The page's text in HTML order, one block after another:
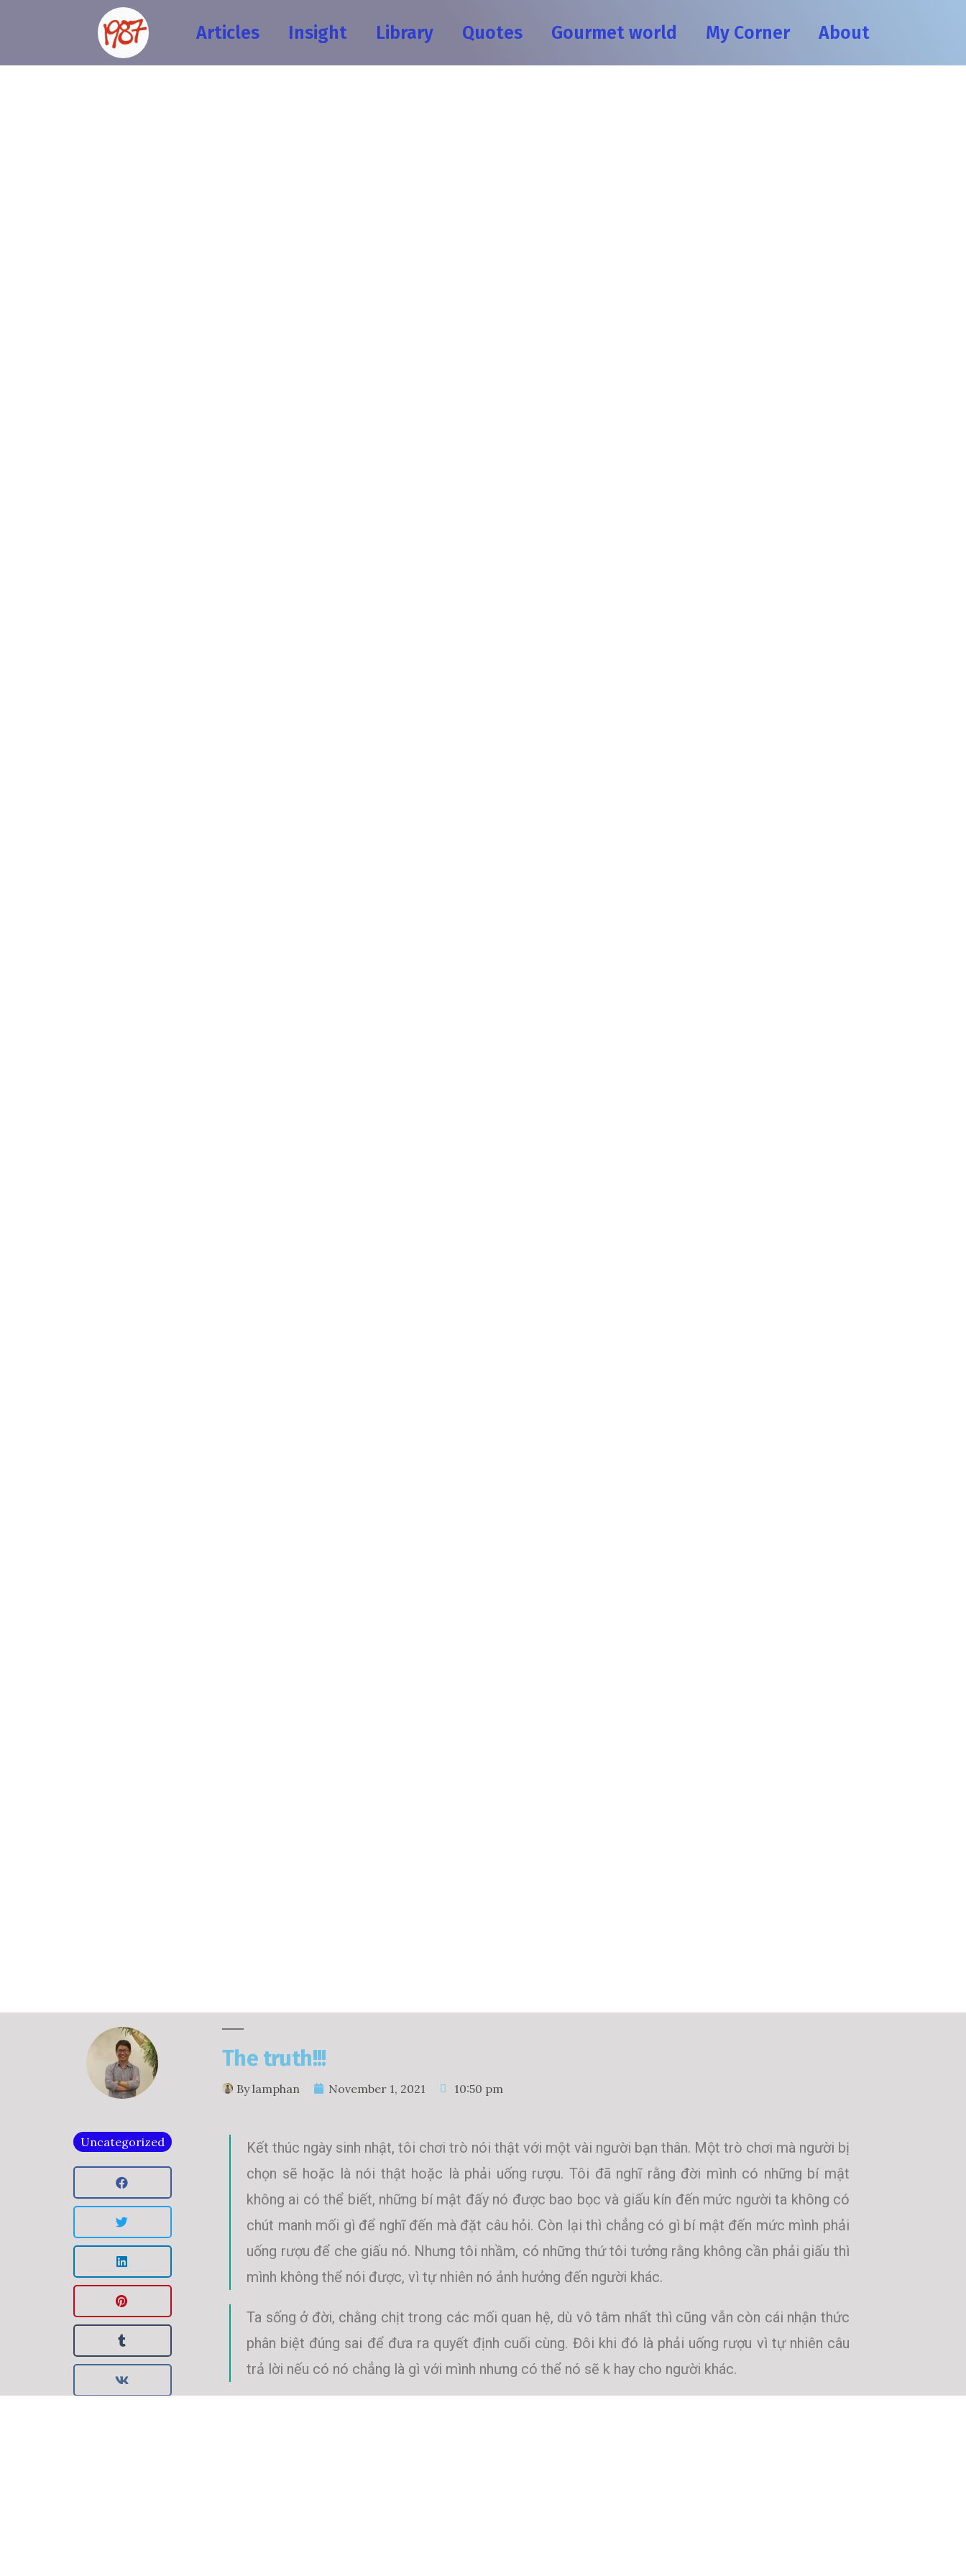
Articles Insight Library Quotes Gourmet world My Corner About
Uncategorized
The truth!!!
Bylamphan November 1, 2021 10:50 pm
Kết thúc ngày sinh nhật, tôi chơi trò nói thật với một vài người bạn thân. Một trò chơi mà người bị
chọn sẽ hoặc là nói thật hoặc là phải uống rượu. Tôi đã nghĩ rằng đời mình có những bí mật
không ai có thể biết, những bí mật đấy nó được bao bọc và giấu kín đến mức người ta không có
chút manh mối gì để nghĩ đến mà đặt câu hỏi. Còn lại thì chẳng có gì bí mật đến mức mình phải
uống rượu để che giấu nó. Nhưng tôi nhầm, có những thứ tôi tưởng rằng không cần phải giấu thì
mình không thể nói được, vì tự nhiên nó ảnh hưởng đến người khác.
Ta sống ở đời, chằng chịt trong các mối quan hệ, dù vô tâm nhất thì cũng vẫn còn cái nhận thức
phân biệt đúng sai để đưa ra quyết định cuối cùng. Đôi khi đó là phải uống rượu vì tự nhiên câu
trả lời nếu có nó chẳng là gì với mình nhưng có thể nó sẽ k hay cho người khác.